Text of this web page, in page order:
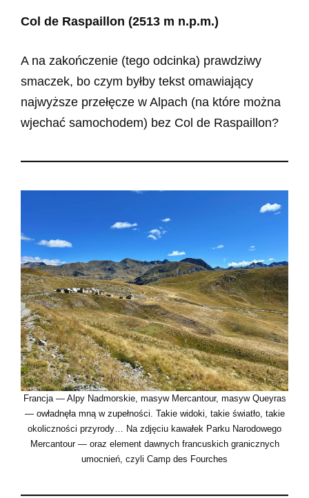
Col de Raspaillon (2513 m n.p.m.)
A na zakończenie (tego odcinka) prawdziwy
smaczek, bo czym byłby tekst omawiający
najwyższe przełęcze w Alpach (na które można
wjechać samochodem) bez Col de Raspaillon?
Francja — Alpy Nadmorskie, masyw Mercantour, masyw Queyras
— owładnęła mną w zupełności. Takie widoki, takie światło, takie
okoliczności przyrody… Na zdjęciu kawałek Parku Narodowego
Mercantour — oraz element dawnych francuskich granicznych
umocnień, czyli Camp des Fourches